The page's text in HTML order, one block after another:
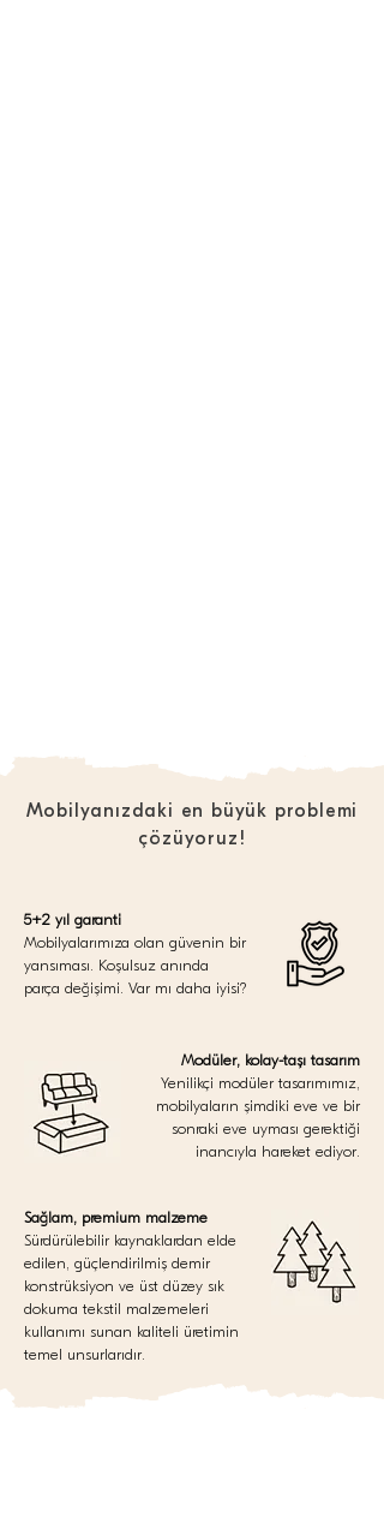
Mobilyanızdaki en büyük problemi
çözüyoruz!
5+2 yıl garanti
Mobilyalarımıza olan güvenin bir
yansıması. Koşulsuz anında
parça değişimi. Var mı daha iyisi?
Modüler, kolay-taşı tasarım
Yenilikçi modüler tasarımımız,
mobilyaların şimdiki eve ve bir
sonraki eve uyması gerektiği
inancıyla hareket ediyor.
Sağlam, premium malzeme
Sürdürülebilir kaynaklardan elde
edilen, güçlendirilmiş demir
konstrüksiyon ve üst düzey sık
dokuma tekstil malzemeleri
kullanımı sunan kaliteli üretimin
temel unsurlarıdır.